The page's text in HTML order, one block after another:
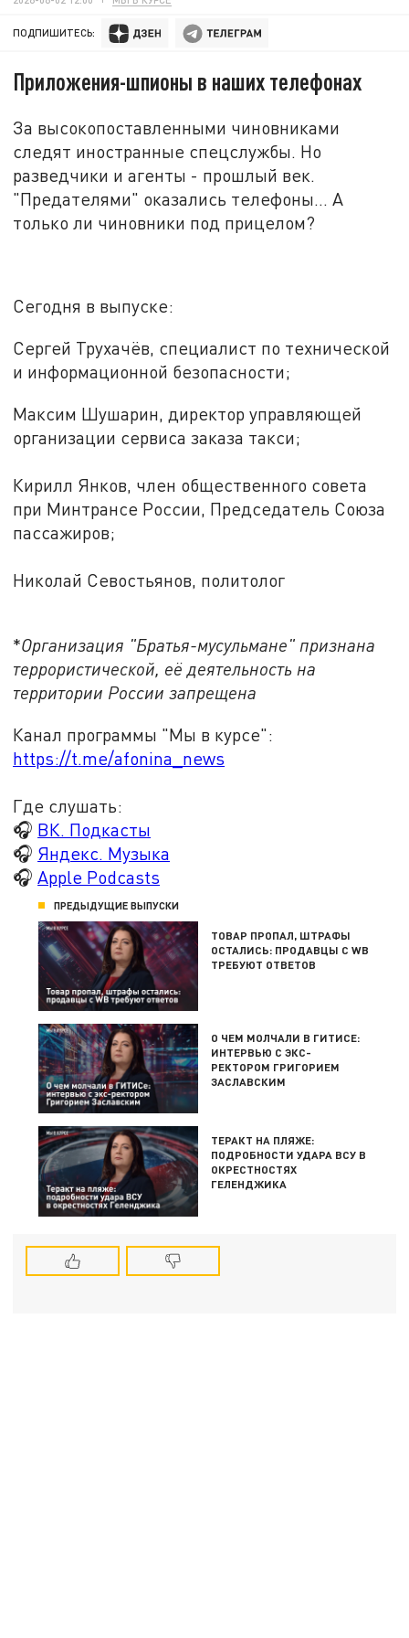
ПОДПИШИТЕСЬ:
Приложения-шпионы в наших телефонах
За высокопоставленными чиновниками
следят иностранные спецслужбы. Но
разведчики и агенты - прошлый век.
"Предателями" оказались телефоны... А
только ли чиновники под прицелом?
Сегодня в выпуске:
Сергей Трухачёв, специалист по технической
и информационной безопасности;
Максим Шушарин, директор управляющей
организации сервиса заказа такси;
Кирилл Янков, член общественного совета
при Минтрансе России, Председатель Союза
пассажиров;
Николай Севостьянов, политолог
*Организация "Братья-мусульмане" признана
террористической, её деятельность на
территории России запрещена
Канал программы "Мы в курсе":
https://t.me/afonina_news
Где слушать:
🎧 ВК. Подкасты
🎧 Яндекс. Музыка
🎧Apple Podcasts
ПРЕДЫДУЩИЕ ВЫПУСКИ
ТОВАР ПРОПАЛ, ШТРАФЫ
ОСТАЛИСЬ: ПРОДАВЦЫ С WB
ТРЕБУЮТ ОТВЕТОВ
О ЧЕМ МОЛЧАЛИ В ГИТИСЕ:
ИНТЕРВЬЮ С ЭКС-
РЕКТОРОМ ГРИГОРИЕМ
ЗАСЛАВСКИМ
ТЕРАКТ НА ПЛЯЖЕ:
ПОДРОБНОСТИ УДАРА ВСУ В
ОКРЕСТНОСТЯХ
ГЕЛЕНДЖИКА